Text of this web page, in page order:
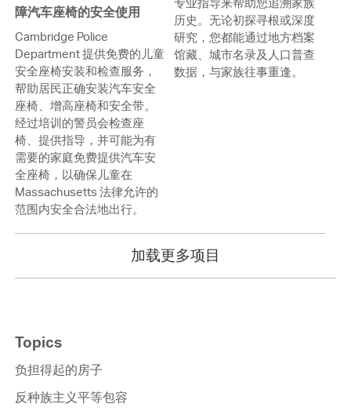
障汽车座椅的安全使用
Cambridge Police
Department 提供免费的儿童
安全座椅安装和检查服务，
帮助居民正确安装汽车安全
座椅、增高座椅和安全带。
经过培训的警员会检查座
椅、提供指导，并可能为有
需要的家庭免费提供汽车安
全座椅，以确保儿童在
Massachusetts 法律允许的
范围内安全合法地出行。
历史。无论初探寻根或深度
研究，您都能通过地方档案
馆藏、城市名录及人口普查
数据，与家族往事重逢。
加载更多项目
Topics
负担得起的房子
反种族主义平等包容